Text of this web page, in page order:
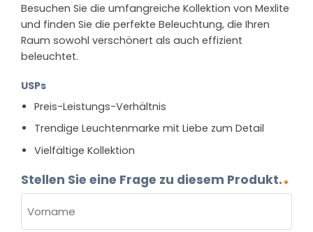
Besuchen Sie die umfangreiche Kollektion von Mexlite
und finden Sie die perfekte Beleuchtung, die Ihren
Raum sowohl verschönert als auch effizient
beleuchtet.
USPs
Preis-Leistungs-Verhältnis
Trendige Leuchtenmarke mit Liebe zum Detail
Vielfältige Kollektion
Stellen Sie eine Frage zu diesem Produkt.
(ERFORDERLICH)